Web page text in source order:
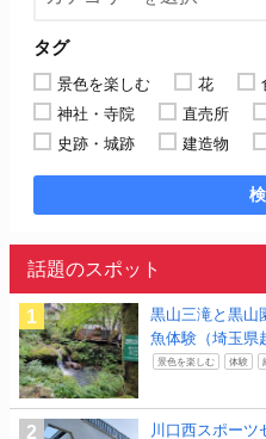
タグ
景色を楽しむ 花
神社・寺院
直売所
史跡・城跡
建造物
話題のスポット
黒山三滝と黒山
魚体験（埼玉県
景色を楽しむ 体験
川口西スポーツ